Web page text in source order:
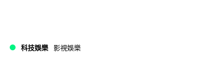
科技娛樂 影視娛樂